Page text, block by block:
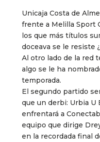
Unicaja Costa de
frente a Melilla Sport
los que más títulos
doceava se le resiste
Al otro lado de la red
algo se le ha
temporada.
El segundo partido
que un derbi: Urbia U
enfrentará a
equipo que dirige
en la recordada final